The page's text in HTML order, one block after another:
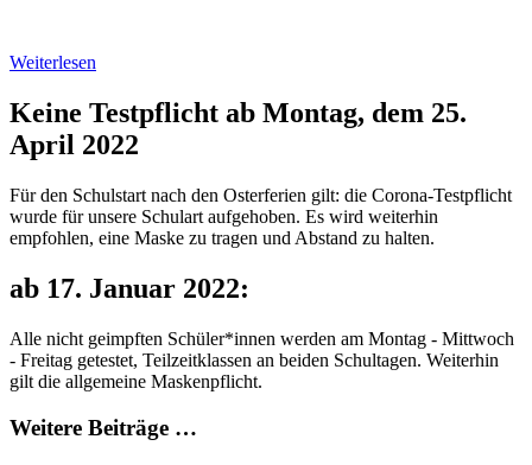
Weiterlesen
Keine Testpflicht ab Montag, dem 25.
April 2022
Für den Schulstart nach den Osterferien gilt: die Corona-Testpflicht
wurde für unsere Schulart aufgehoben. Es wird weiterhin
empfohlen, eine Maske zu tragen und Abstand zu halten.
ab 17. Januar 2022:
Alle nicht geimpften Schüler*innen werden am Montag - Mittwoch
- Freitag getestet, Teilzeitklassen an beiden Schultagen. Weiterhin
gilt die allgemeine Maskenpflicht.
Weitere Beiträge …